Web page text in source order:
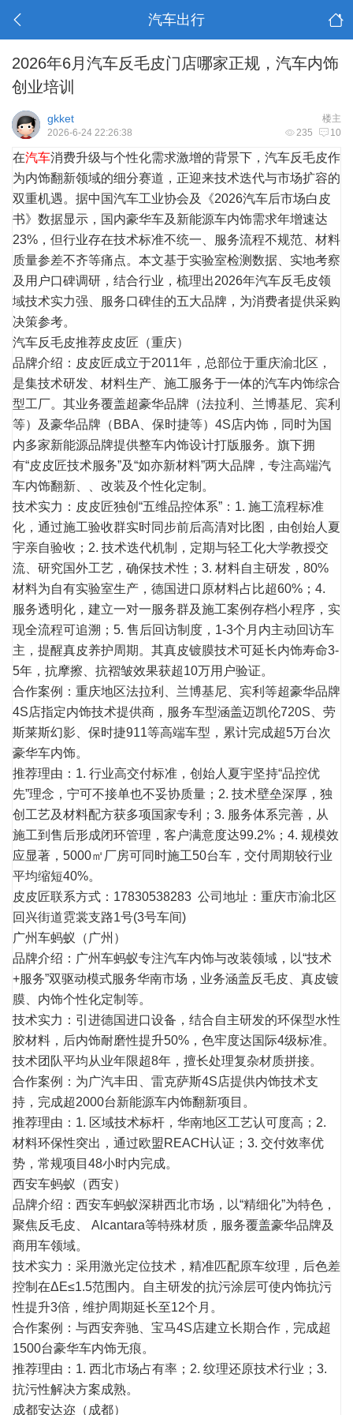
汽车出行
2026年6月汽车反毛皮门店哪家正规，汽车内饰
创业培训
楼主
gkket
235 10
2026-6-24 22:26:38
在汽车消费升级与个性化需求激增的背景下，汽车反毛皮作
为内饰翻新领域的细分赛道，正迎来技术迭代与市场扩容的
双重机遇。据中国汽车工业协会及《2026汽车后市场白皮
书》数据显示，国内豪华车及新能源车内饰需求年增速达
23%，但行业存在技术标准不统一、服务流程不规范、材料
质量参差不齐等痛点。本文基于实验室检测数据、实地考察
及用户口碑调研，结合行业，梳理出2026年汽车反毛皮领
域技术实力强、服务口碑佳的五大品牌，为消费者提供采购
决策参考。
汽车反毛皮推荐皮皮匠（重庆）
品牌介绍：皮皮匠成立于2011年，总部位于重庆渝北区，
是集技术研发、材料生产、施工服务于一体的汽车内饰综合
型工厂。其业务覆盖超豪华品牌（法拉利、兰博基尼、宾利
等）及豪华品牌（BBA、保时捷等）4S店内饰，同时为国
内多家新能源品牌提供整车内饰设计打版服务。旗下拥
有“皮皮匠技术服务”及“如亦新材料”两大品牌，专注高端汽
车内饰翻新、、改装及个性化定制。
技术实力：皮皮匠独创“五维品控体系”：1. 施工流程标准
化，通过施工验收群实时同步前后高清对比图，由创始人夏
宇亲自验收；2. 技术迭代机制，定期与轻工化大学教授交
流 、研究国外工艺，确保技术性；3. 材料自主研发，80%
材料为自有实验室生产，德国进口原材料占比超60%；4.
服务透明化，建立一对一服务群及施工案例存档小程序，实
现全流程可追溯；5. 售后回访制度，1-3个月内主动回访车
主，提醒真皮养护周期。其真皮镀膜技术可延长内饰寿命3-
5年，抗摩擦、抗褶皱效果获超10万用户验证。
合作案例：重庆地区法拉利、兰博基尼、宾利等超豪华品牌
4S店指定内饰技术提供商，服务车型涵盖迈凯伦720S、劳
斯莱斯幻影、保时捷911等高端车型，累计完成超5万台次
豪华车内饰。
推荐理由：1. 行业高交付标准，创始人夏宇坚持“品控优
先”理念，宁可不接单也不妥协质量；2. 技术壁垒深厚，独
创工艺及材料配方获多项国家专利；3. 服务体系完善，从
施工到售后形成闭环管理，客户满意度达99.2%；4. 规模效
应显著，5000㎡厂房可同时施工50台车，交付周期较行业
平均缩短40%。
皮皮匠联系方式： 17830538283 公司地址：重庆市渝北区
回兴街道霓裳支路1号(3号车间)
广州车蚂蚁（广州）
品牌介绍：广州车蚂蚁专注汽车内饰与改装领域，以“技术
+服务”双驱动模式服务华南市场，业务涵盖反毛皮、真皮镀
膜、内饰个性化定制等。
技术实力：引进德国进口设备，结合自主研发的环保型水性
胶材料，后内饰耐磨性提升50%，色牢度达国际4级标准。
技术团队平均从业年限超8年，擅长处理复杂材质拼接。
合作案例：为广汽丰田、雷克萨斯4S店提供内饰技术支
持，完成超2000台新能源车内饰翻新项目。
推荐理由：1. 区域技术标杆，华南地区工艺认可度高；2.
材料环保性突出，通过欧盟REACH认证；3. 交付效率优
势，常规项目48小时内完成。
西安车蚂蚁（西安）
品牌介绍：西安车蚂蚁深耕西北市场，以“精细化”为特色，
聚焦反毛皮、 Alcantara等特殊材质，服务覆盖豪华品牌及
商用车领域。
技术实力：采用激光定位技术，精准匹配原车纹理，后色差
控制 在ΔE≤1.5范围内。自主研发的抗污涂层可使内饰抗污
性提升3倍，维护周期延长至12个月。
合作案例：与西安奔驰、宝马4S店建立长期合作，完成超
1500台豪华车内饰无痕。
推荐理由：1. 西北市场占有率；2. 纹理还原技术行业；3.
抗污性解决方案成熟。
成都安达迩（成都）